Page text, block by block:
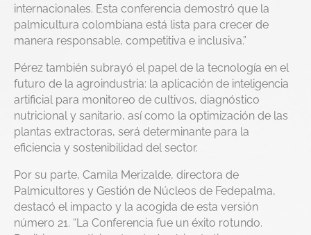
internacionales. Esta conferencia demostró que la
palmicultura colombiana está lista para crecer de
manera responsable, competitiva e inclusiva.”
Pérez también subrayó el papel de la tecnología en el
futuro de la agroindustria: la aplicación de inteligencia
artificial para monitoreo de cultivos, diagnóstico
nutricional y sanitario, así como la optimización de las
plantas extractoras, será determinante para la
eficiencia y sostenibilidad del sector.
Por su parte, Camila Merizalde, directora de
Palmicultores y Gestión de Núcleos de Fedepalma,
destacó el impacto y la acogida de esta versión
número 21. “La Conferencia fue un éxito rotundo.